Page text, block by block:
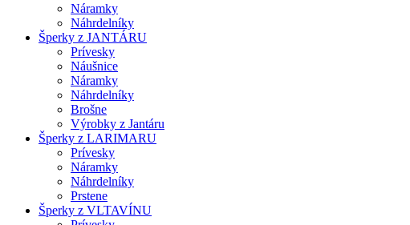
Náramky
Náhrdelníky
Šperky z JANTÁRU
Prívesky
Náušnice
Náramky
Náhrdelníky
Brošne
Výrobky z Jantáru
Šperky z LARIMARU
Prívesky
Náramky
Náhrdelníky
Prstene
Šperky z VLTAVÍNU